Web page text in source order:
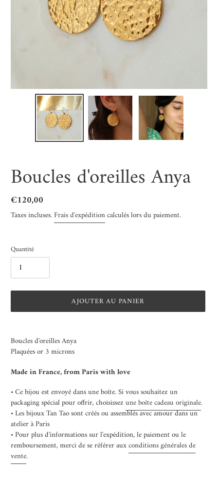
Boucles d'oreilles Anya
Prix
normal
€120,00
Taxes incluses.Frais d'expéditioncalculés lors du paiement.
Quantité
AJOUTER AU PANIER
d'un
produit
votre
Boucles d'oreilles Anya
Plaquées or 3 microns
Made in France, from Paris with love
• Ce bijou est envoyé dans une boîte. Si vous souhaitez un
packaging spécial pour offrir, choisissezune boîte cadeau originale.
• Les bijoux Tan Tao sont créés ou assemblés avec amour dans un
atelier à Paris
• Pour plus d'informations sur l'expédition, le paiement ou le
remboursement, merci de se référer auxconditions générales de
vente.